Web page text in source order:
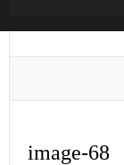
image-68